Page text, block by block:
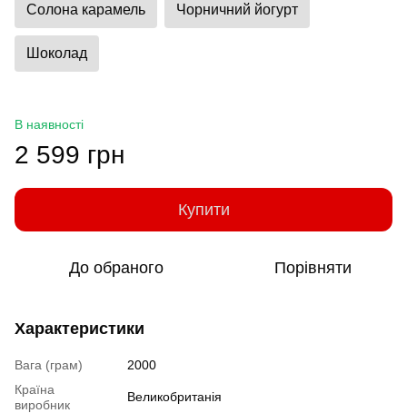
Солона карамель Чорничний йогурт
Шоколад
В наявності
2 599 грн
Купити
До обраного Порівняти
Характеристики
Вага (грам)
2000
Країна
виробник
Великобританія